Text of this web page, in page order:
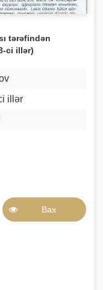
tərəfindən
ci illər)
illər
Bax